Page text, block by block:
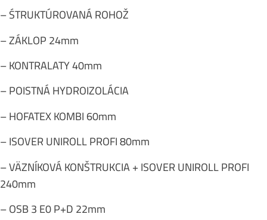
– ŚTRUKTÚROVANÁ ROHOŽ
– ZÁKLOP 24mm
– KONTRALATY 40mm
– POISTNÁ HYDROIZOLÁCIA
– HOFATEX KOMBI 60mm
– ISOVER UNIROLL PROFI 80mm
– VÄZNÍKOVÁ KONŠTRUKCIA + ISOVER UNIROLL PROFI
240mm
– OSB 3 E0 P+D 22mm